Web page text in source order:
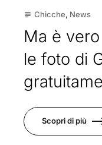
19
subject Chicche, News
Ma è
le foto di
Scopri di più